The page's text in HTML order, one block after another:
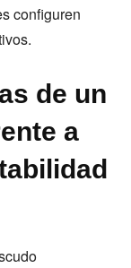
configuren
de un
a